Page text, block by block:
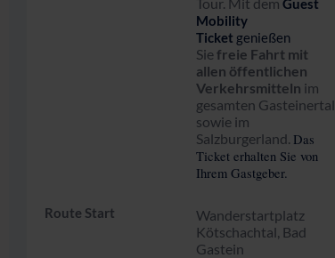
Guest
Mobility
Ticket genießen
Siefreie Fahrt mit
allen öffentlichen
Verkehrsmitteln im
gesamten Gasteinertal
sowie im
Salzburgerland. Das
Ticket erhalten Sie von
Ihrem Gastgeber.
Route Start
Wanderstartplatz
Kötschachtal, Bad
Gastein